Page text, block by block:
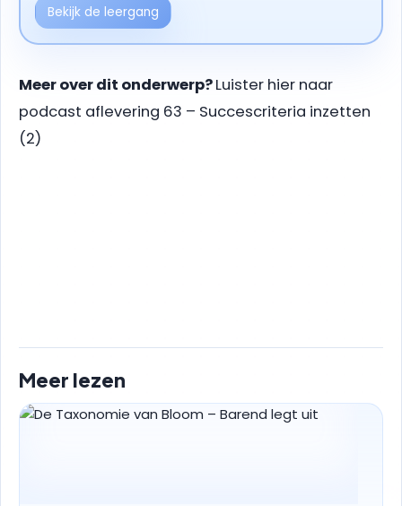
Bekijk de leergang
Meer over dit onderwerp?Luister hier naar
podcast aflevering 63 – Succescriteria inzetten
(2)
Meer lezen